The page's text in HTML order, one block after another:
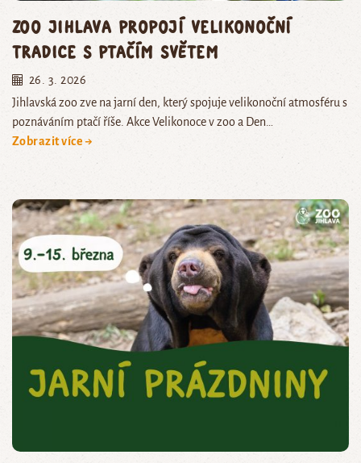
Zoo Jihlava propojí velikonoční
tradice s ptačím světem
26. 3. 2026
Jihlavská zoo zve na jarní den, který spojuje velikonoční atmosféru s
poznáváním ptačí říše. Akce Velikonoce v zoo a Den…
Zobrazit více →